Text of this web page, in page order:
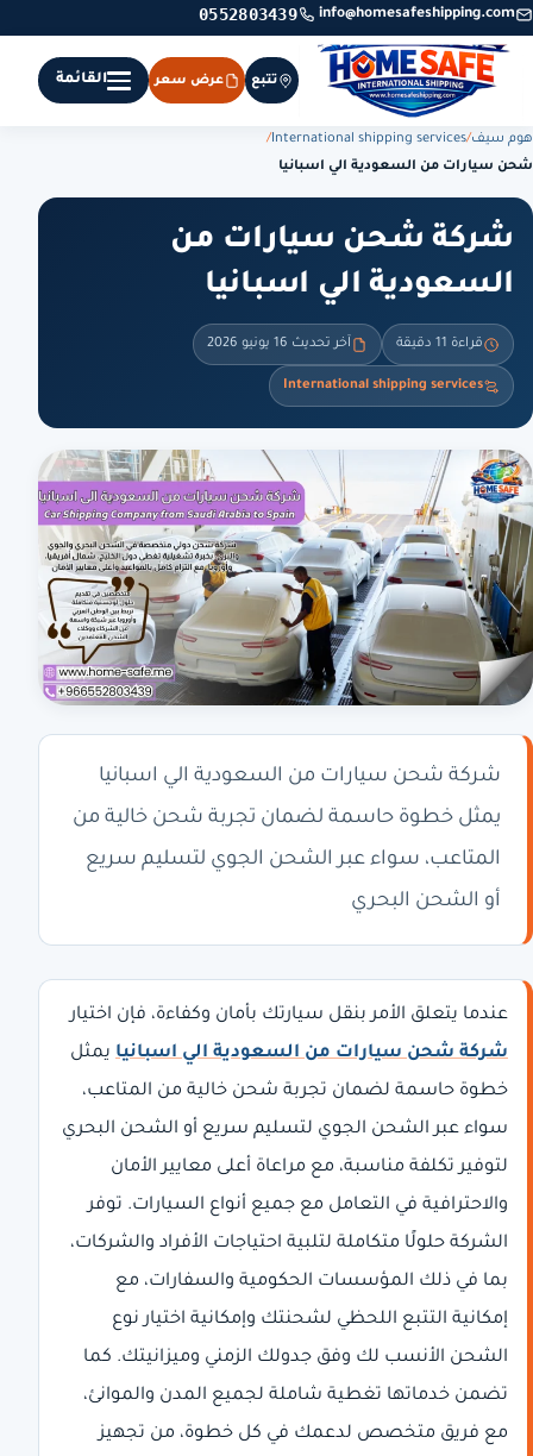
info@homesafeshipping.com
0552803439
تتبع عرض سعر القائمة
هوم سيف/
International shipping services
/
شحن سيارات من السعودية الي اسبانيا
شركة شحن سيارات من
السعودية الي اسبانيا
قراءة 11 دقيقة آخر تحديث 16 يونيو 2026
International shipping services
شركة شحن سيارات من السعودية الي اسبانيا
يمثل خطوة حاسمة لضمان تجربة شحن خالية من
المتاعب، سواء عبر الشحن الجوي لتسليم سريع
أو الشحن البحري
عندما يتعلق الأمر بنقل سيارتك بأمان وكفاءة، فإن اختيار
شركة شحن سيارات من السعودية الي اسبانيا يمثل
خطوة حاسمة لضمان تجربة شحن خالية من المتاعب،
سواء عبر الشحن الجوي لتسليم سريع أو الشحن البحري
لتوفير تكلفة مناسبة، مع مراعاة أعلى معايير الأمان
والاحترافية في التعامل مع جميع أنواع السيارات. توفر
الشركة حلولًا متكاملة لتلبية احتياجات الأفراد والشركات،
بما في ذلك المؤسسات الحكومية والسفارات، مع
إمكانية التتبع اللحظي لشحنتك وإمكانية اختيار نوع
الشحن الأنسب لك وفق جدولك الزمني وميزانيتك. كما
تضمن خدماتها تغطية شاملة لجميع المدن والموانئ،
مع فريق متخصص لدعمك في كل خطوة، من تجهيز